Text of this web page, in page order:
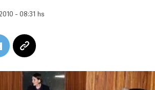
- 08:31 hs